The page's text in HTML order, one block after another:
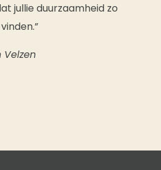
jullie duurzaamheid zo